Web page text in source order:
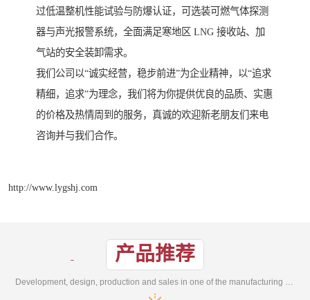
过低温整机性能试验与防爆认证，可选装可燃气体探测
器与声光报警系统，全面满足寒地区 LNG 接收站、加
气站的安全装卸需求。
我们公司以“诚实经营，稳步前进”为企业精神，以“追求
精细，追求”为理念，我们将为你提供优良的品质、实惠
的价格及热情周到的服务，真诚的欢迎新老朋友们来电
咨询并与我们合作。
http://www.lygshj.com
产品推荐